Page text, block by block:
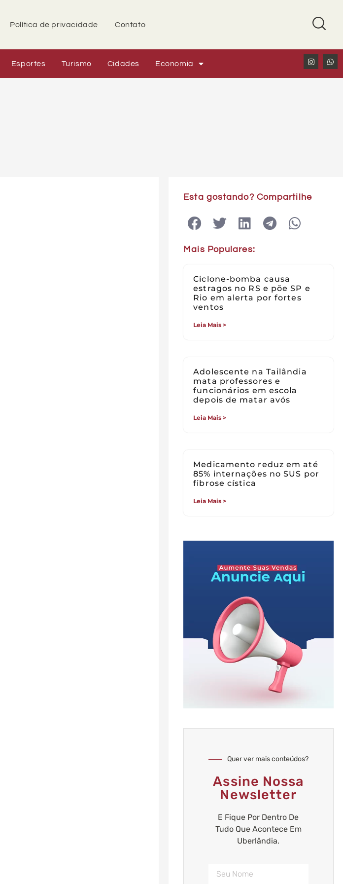
Política de privacidade Contato
Esportes Turismo Cidades Economia
Esta gostando? Compartilhe
Mais Populares:
Ciclone-bomba causa
estragos no RS e põe SP e
Rio em alerta por fortes
ventos
Leia Mais >
Adolescente na Tailândia
mata professores e
funcionários em escola
depois de matar avós
Leia Mais >
Medicamento reduz em até
85% internações no SUS por
fibrose cística
Leia Mais >
Quer ver mais conteúdos?
Assine Nossa
Newsletter
E Fique Por Dentro De
Tudo Que Acontece Em
Uberlândia.